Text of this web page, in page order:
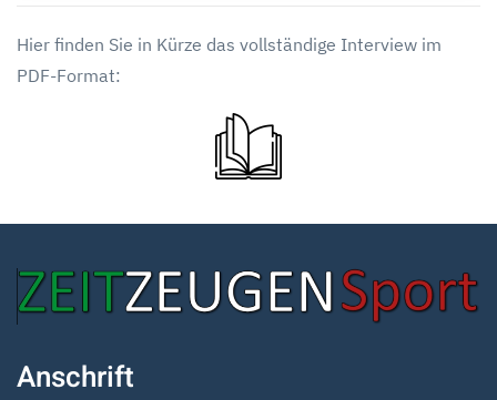
Hier finden Sie in Kürze das vollständige Interview im
PDF-Format:
Anschrift